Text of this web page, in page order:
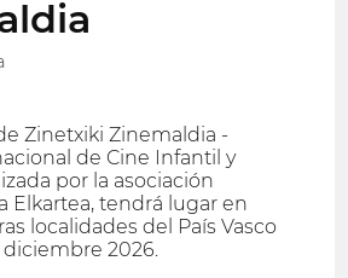
Zinetxiki Zinemaldia -
de Cine Infantil y
por la asociación
Elkartea, tendrá lugar en
localidades del País Vasco
diciembre 2026.